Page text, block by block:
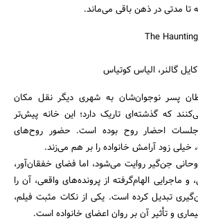
مدتی در ذهن باقی می‌ماند.
گالنر، الیاس کوتیاس
پسر نوجوان‌شان به شهری دیگر نقل مکان
که گذشته‌ای تاریک دارد؛ این خانه پیش‌تر
احضار روح بوده است. حضور روح‌های
زود آرامش خانواده را بر هم می‌زند.
جن‌گیر روایت می‌شود، اما فضای خفقان‌آور،
الهام‌گرفته از پرونده‌های واقعی، آن را
تبدیل کرده است. یکی از نکات مثبت فیلم،
و تأثیر آن بر روان اعضای خانواده است.